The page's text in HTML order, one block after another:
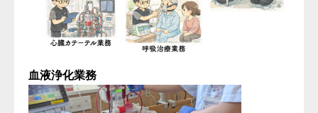
血液浄化業務